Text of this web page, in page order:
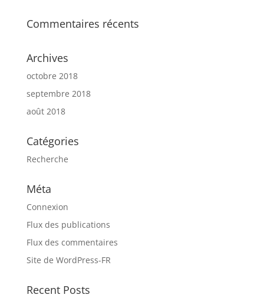
Commentaires récents
Archives
octobre 2018
septembre 2018
août 2018
Catégories
Recherche
Méta
Connexion
Flux des publications
Flux des commentaires
Site de WordPress-FR
Recent Posts